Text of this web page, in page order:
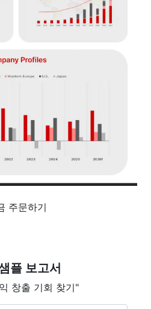
주문하기
플 보고서
창출 기회 찾기"